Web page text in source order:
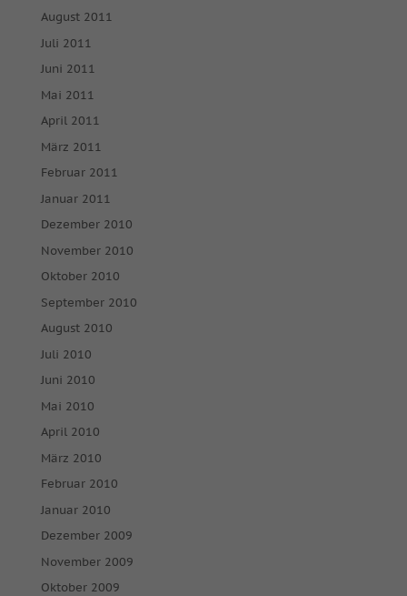
August 2011
Juli 2011
Juni 2011
Mai 2011
April 2011
März 2011
Februar 2011
Januar 2011
Dezember 2010
November 2010
Oktober 2010
September 2010
August 2010
Juli 2010
Juni 2010
Mai 2010
April 2010
März 2010
Februar 2010
Januar 2010
Dezember 2009
November 2009
Oktober 2009